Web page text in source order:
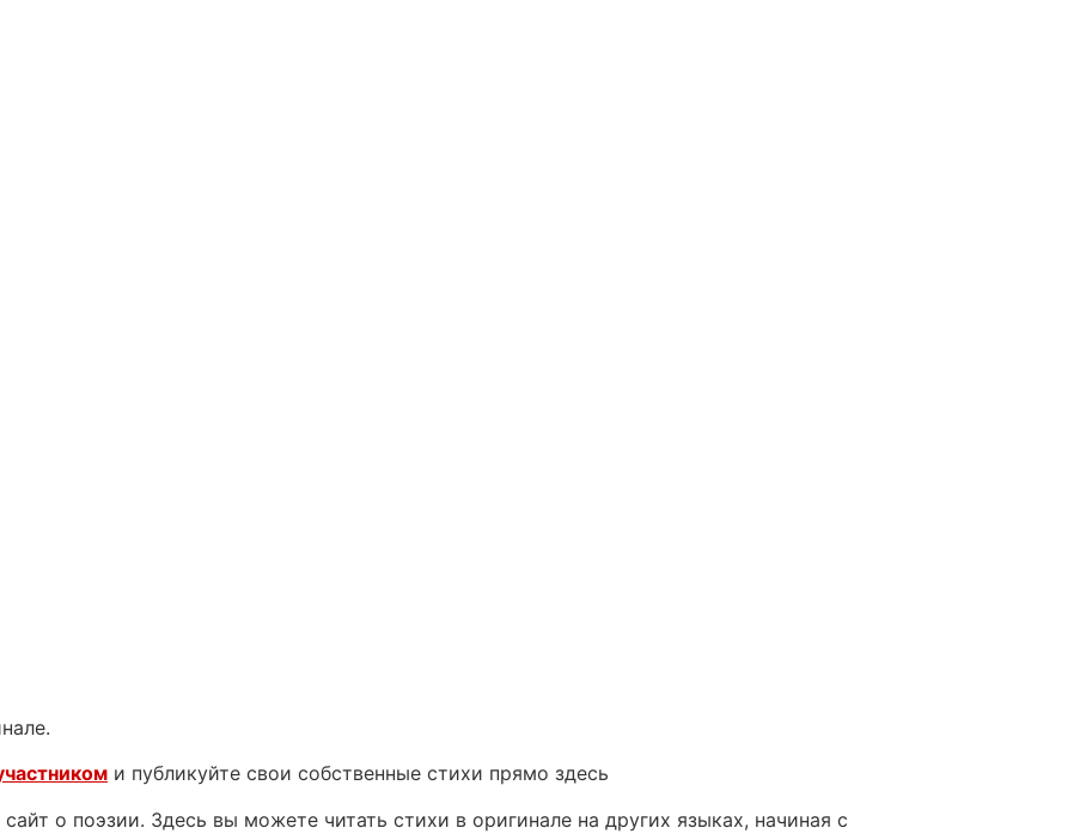
и публикуйте свои собственные стихи прямо здесь
о поэзии. Здесь вы можете читать стихи в оригинале на других языках, начиная с